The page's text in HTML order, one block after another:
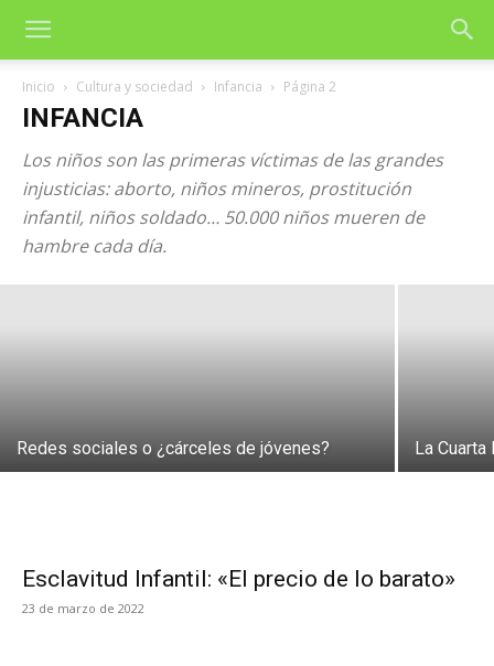
Inicio Cultura y sociedad Infancia Página 2
INFANCIA
Los niños son las primeras víctimas de las grandes
injusticias: aborto, niños mineros, prostitución
infantil, niños soldado… 50.000 niños mueren de
hambre cada día.
La pobreza infantil en España: No hay
voluntad política de erradicarla
24 de julio de 2026
Redes sociales o ¿cárceles de jóvenes? La
Esclavitud Infantil: «El precio de lo barato»
23 de marzo de 2022